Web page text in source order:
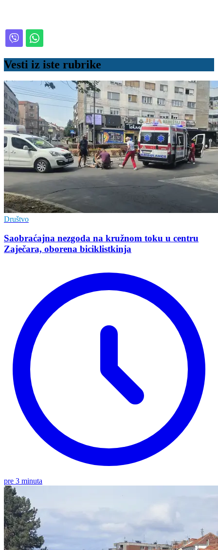
Vesti iz iste rubrike
Društvo
Saobraćajna nezgoda na kružnom toku u centru
Zaječara, oborena biciklistkinja
pre 3 minuta